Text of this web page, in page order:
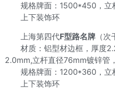
规格牌面：1500*450，立
上下装饰环
上海第四代F型路名牌 （次
材质：铝型材边框，厚度
2.0mm,立杆直径76mm镀锌管
规格牌面：1200*360，立
上下装饰环